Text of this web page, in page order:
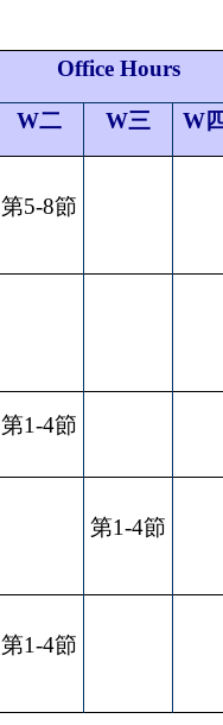
Office Hours
W二 W三 W四
第5-8節
第1-4節
第1-4節
第1-4節